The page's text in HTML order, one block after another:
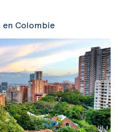
en Colombie